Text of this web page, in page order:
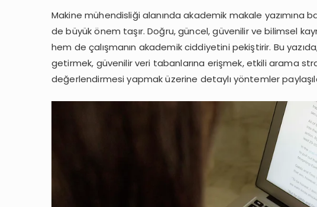
Makale
Yazdırma
İçin
Kaynaklar
Nasıl
Makine mühendisliği alanında akademik makale yazımına
de büyük önem taşır. Doğru, güncel, güvenilir ve bilimsel
hem de çalışmanın akademik ciddiyetini pekiştirir. Bu
getirmek, güvenilir veri tabanlarına erişmek, etkili arama
değerlendirmesi yapmak üzerine detaylı yöntemler